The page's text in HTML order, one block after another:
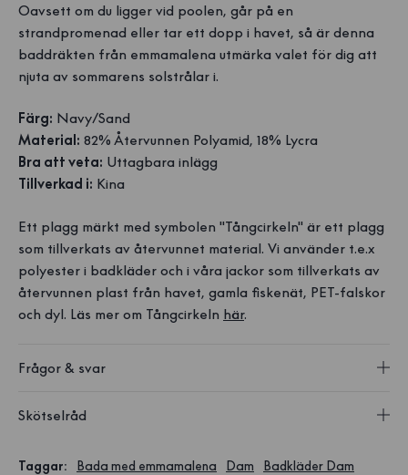
Oavsett om du ligger vid poolen, går på en
strandpromenad eller tar ett dopp i havet, så är denna
baddräkten från emmamalena utmärka valet för dig att
njuta av sommarens solstrålar i.
Färg: Navy/Sand
Material: 82% Återvunnen Polyamid, 18% Lycra
Bra att veta: Uttagbara inlägg
Tillverkad i: Kina
Ett plagg märkt med symbolen "Tångcirkeln" är ett plagg
som tillverkats av återvunnet material. Vi använder t.e.x
polyester i badkläder och i våra jackor som tillverkats av
återvunnen plast från havet, gamla fiskenät, PET-falskor
och dyl. Läs mer om Tångcirkeln här.
Frågor & svar
Skötselråd
Taggar: Bada med emmamalena Dam
Badkläder Dam